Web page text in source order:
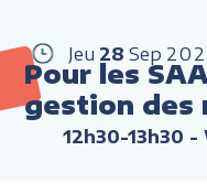
Jeu 28 Sep
Pour les
gestion des
12h30-13h30 -